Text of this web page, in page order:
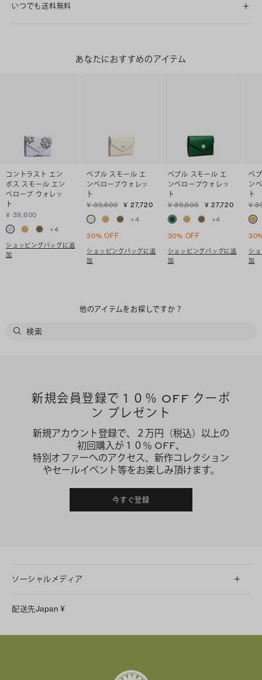
いつでも送料無料
あなたにおすすめのアイテム
コントラスト エン
ボス スモール エン
ベロープ ウォレッ
ト
¥ 39,600
+4
ショッピングバッグに追
加
ペブル スモール エ
ンベロープウォレッ
ト
¥ 39,600
¥ 27,720
+4
30% OFF
ショッピングバッグに追
加
ペブル スモール エ
ンベロープウォレッ
ト
¥ 39,600
¥ 27,720
+4
30% OFF
ショッピングバッグに追
加
ペ
ン
ト
¥
シ
加
他のアイテムをお探しですか？
新規会員登録で１０％ OFF クーポ
ン プレゼント
新規アカウント登録で、２万円（税込）以上の
初回購入が１０％ OFF、
特別オファーへのアクセス、新作コレクション
やセールイベント等をお楽しみ頂けます。
今すぐ登録
ソーシャルメディア
Facebook
配送先Japan ¥